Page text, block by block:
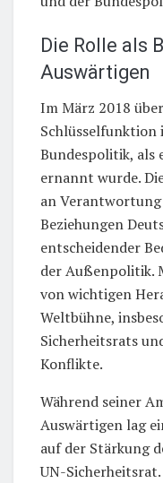
Die Rolle als
Auswärtigen
Im März 2018
Schlüsselfunktion
Bundespolitik, als
ernannt wurde.
an
Beziehungen
entscheidender
der Außenpolitik.
von wichtigen
Weltbühne,
Sicherheitsrats
Konflikte.
Während seiner
Auswärtigen lag
auf der Stärkung
UN-